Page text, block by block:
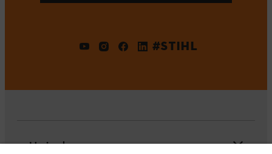
#STIHL
L'azienda